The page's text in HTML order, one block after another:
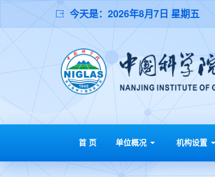
今天是： 2026年8月7日 星期五
首 页 单位概况 机构设置